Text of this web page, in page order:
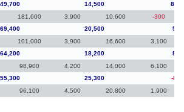
14,500
181,600 3,900 10,600 -300
20,500
101,000 3,900 16,600 3,100
18,200
98,900 4,200 14,000 6,100
25,300
-
96,100 4,500 20,800 1,900